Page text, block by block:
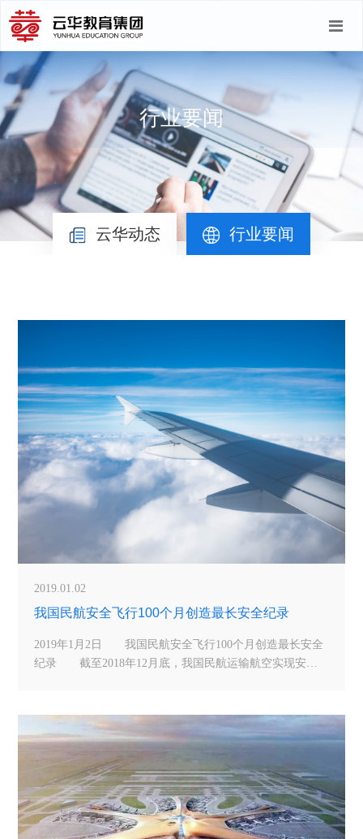
行业要闻
云华动态 行业要闻
2019.01.02
我国民航安全飞行100个月创造最长安全纪录
2019年1月2日 我国民航安全飞行100个月创造最长安全
纪录 截至2018年12月底，我国民航运输航空实现安全
航空管共保障航班起降超过1000万架次，再创新高;民航局
党组书记、局长冯